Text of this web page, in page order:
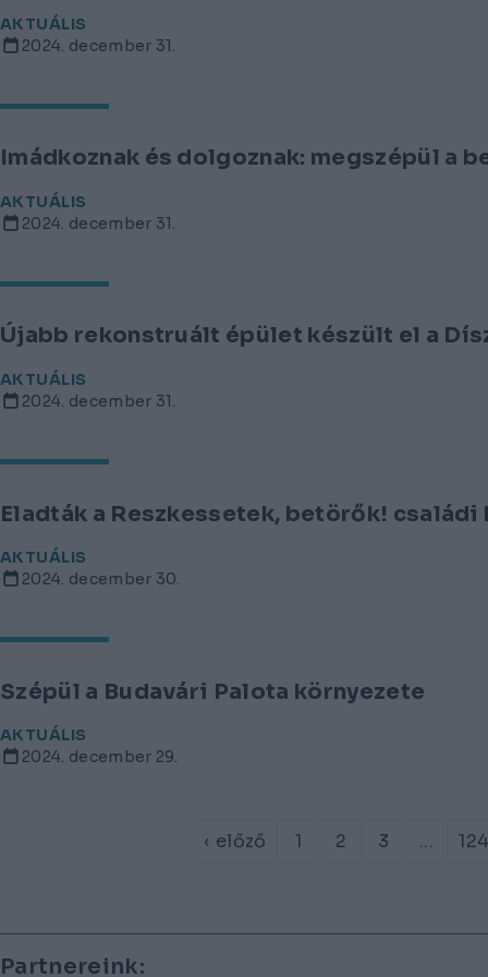
AKTUÁLIS
2024. december 31.
Imádkoznak és dolgoznak: megszépül a
AKTUÁLIS
2024. december 31.
Újabb rekonstruált épület készült el a
AKTUÁLIS
2024. december 31.
Eladták a Reszkessetek, betörők! családi
AKTUÁLIS
2024. december 30.
Szépül a Budavári Palota környezete
AKTUÁLIS
2024. december 29.
‹ előző 1 2 3 ... 124
Lábléc
Partnereink: